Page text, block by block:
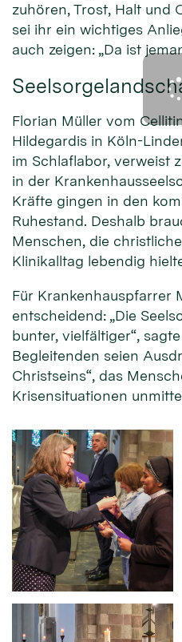
zuhören, Trost, Halt und
sei ihr ein wichtiges
auch zeigen: „Da ist
Florian Müller vom
Hildegardis in Köln-
im Schlaflabor, verweist
in der
Kräfte gingen in den
Ruhestand. Deshalb
Menschen, die
Klinikalltag lebendig
Für Krankenhauspfarrer
entscheidend: „Die
bunter, vielfältiger“,
Begleitenden seien
Christseins“, das
Krisensituationen